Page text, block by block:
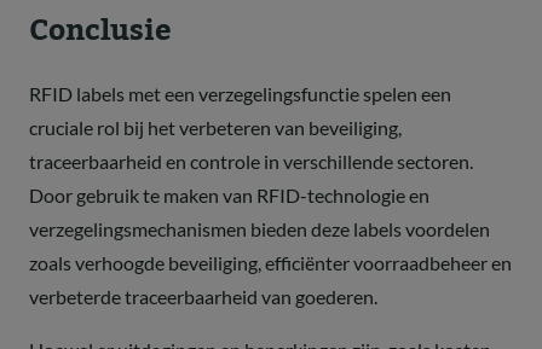
Conclusie
RFID labels met een verzegelingsfunctie spelen een
cruciale rol bij het verbeteren van beveiliging,
traceerbaarheid en controle in verschillende sectoren.
Door gebruik te maken van RFID-technologie en
verzegelingsmechanismen bieden deze labels voordelen
zoals verhoogde beveiliging, efficiënter voorraadbeheer en
verbeterde traceerbaarheid van goederen.